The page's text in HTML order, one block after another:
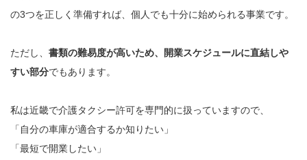
の3つを正しく準備すれば、個人でも十分に始められる事業です。
ただし、 書類の難易度が高いため、開業スケジュールに直結しや
すい部分でもあります。
私は近畿で介護タクシー許可を専門的に扱っていますので、
「自分の車庫が適合するか知りたい」
「最短で開業したい」